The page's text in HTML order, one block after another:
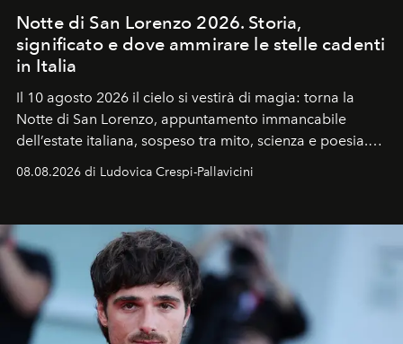
Notte di San Lorenzo 2026. Storia,
significato e dove ammirare le stelle cadenti
in Italia
Il 10 agosto 2026 il cielo si vestirà di magia: torna la
Notte di San Lorenzo, appuntamento immancabile
dell’estate italiana, sospeso tra mito, scienza e poesia.
Sarà il momento in cui gli occhi si alzano verso la volta
celeste per seguire il passaggio delle
all’universo i desideri più segreti
08.08.2026 di Ludovica Crespi-Pallavicini